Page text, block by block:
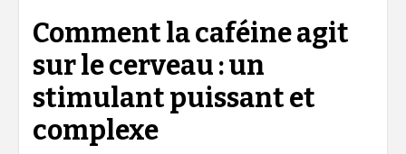
Comment la caféine agit
sur le cerveau : un
stimulant puissant et
complexe